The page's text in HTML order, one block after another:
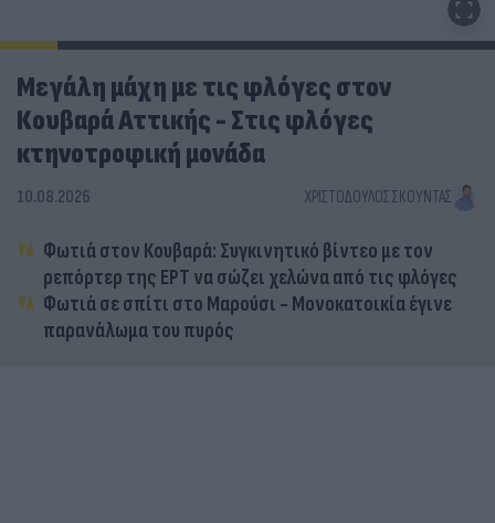
Μεγάλη μάχη με τις φλόγες στον
Κουβαρά Αττικής - Στις φλόγες
κτηνοτροφική μονάδα
10.08.2026 ΧΡΙΣΤΌΔΟΥΛΟΣ ΣΚΟΎΝΤΑΣ
Φωτιά στον Κουβαρά: Συγκινητικό βίντεο με τον
ρεπόρτερ της ΕΡΤ να σώζει χελώνα από τις φλόγες
Φωτιά σε σπίτι στο Μαρούσι - Μονοκατοικία έγινε
παρανάλωμα του πυρός